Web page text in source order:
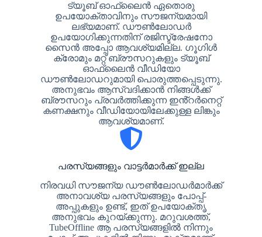
ട്യൂബ് ഓഫ്‌ലൈൻ ഏതൊരു
ഉപയോക്താവിനും സൗജന്യമായി
ലഭ്യമാണ്. ഡൗൺലോഡർ
ഉപയോഗിക്കുന്നതിന് രജിസ്ട്രേഷനോ
സൈൻ അപ്പോ ആവശ്യമില്ല. ഗൂഗിൾ
ക്രോമും മറ്റ് ബ്രൗസറുകളും ട്യൂബ്
ഓഫ്‌ലൈൻ വീഡിയോ
ഡൗൺലോഡറുമായി പൊരുത്തപ്പെടുന്നു.
അനുഭവം ആസ്വദിക്കാൻ നിങ്ങൾക്ക്
ബ്രൗസറും പ്രവർത്തിക്കുന്ന ഇൻ്റർനെറ്റ്
കണക്ഷനും വീഡിയോയിലേക്കുള്ള ലിങ്കും
ആവശ്യമാണ്.
പരസ്യങ്ങളും വാട്ടർമാർക്ക് ഇല്ല
നിരവധി സൗജന്യ ഡൗൺലോഡർമാർക്ക്
അനാവശ്യ പരസ്യങ്ങളും പോപ്പ്-
അപ്പുകളും ഉണ്ട്, ഇത് ഉപയോക്തൃ
അനുഭവം കുറയ്ക്കുന്നു. മറുവശത്ത്,
TubeOffline ആ പരസ്യങ്ങളിൽ നിന്നും